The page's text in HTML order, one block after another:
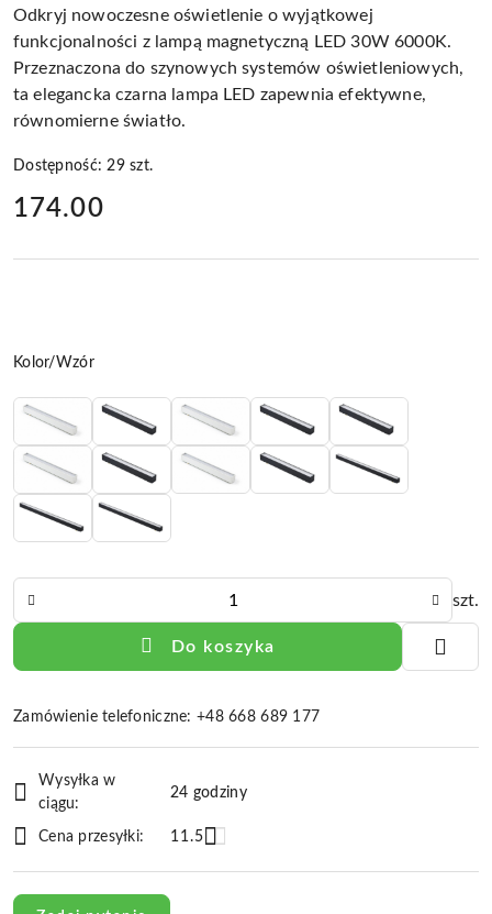
Odkryj nowoczesne oświetlenie o wyjątkowej
funkcjonalności z lampą magnetyczną LED 30W 6000K.
Przeznaczona do szynowych systemów oświetleniowych,
ta elegancka czarna lampa LED zapewnia efektywne,
równomierne światło.
Dostępność:29szt.
cena:
174.00
Wariant
Kolor/Wzór
szt.
Do koszyka
Zamówienie telefoniczne: +48 668 689 177
i
dostawa
Wysyłka w
ciągu:
24 godziny
Cena przesyłki: 11.5